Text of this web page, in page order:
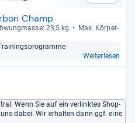
Champ
23,5 kg
Max. Kör­per­
Weiterlesen
Wenn Sie auf ein verlinktes Shop-
dabei. Wir erhalten dann ggf. eine